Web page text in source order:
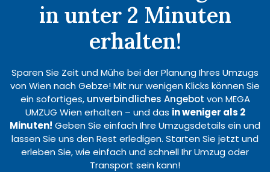
in unter 2 Minuten
erhalten!
Sparen Sie Zeit und Mühe bei der Planung Ihres Umzugs
von Wien nach Gebze! Mit nur wenigen Klicks können Sie
ein sofortiges, unverbindliches Angebot von MEGA
UMZUG Wien erhalten – und das in weniger als 2
Minuten! Geben Sie einfach Ihre Umzugsdetails ein und
lassen Sie uns den Rest erledigen. Starten Sie jetzt und
erleben Sie, wie einfach und schnell Ihr Umzug oder
Transport sein kann!